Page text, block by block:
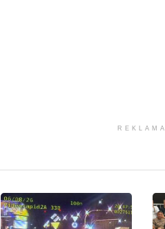
REKLAMA